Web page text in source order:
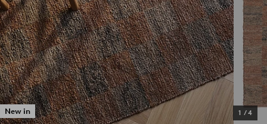
New in 1 /4